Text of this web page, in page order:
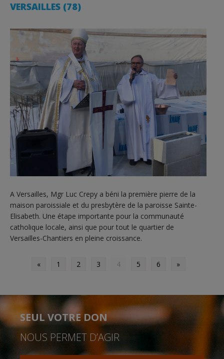
VERSAILLES (78)
A Versailles, Mgr Luc Crepy a béni la première pierre de la
maison paroissiale et du presbytère de la paroisse Sainte-
Elisabeth. Une étape importante pour la communauté
catholique locale, ainsi que pour tout le quartier de
Versailles-Chantiers en pleine croissance.
« 1 2 3 4 5 6 »
SEUL VOTRE DON
NOUS PERMET D’AGIR